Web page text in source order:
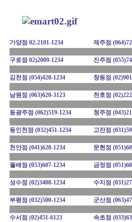
가양점 02-2101-1234 제주점
구로점 02)2009-1234 진주점
김천점 (054)420-1234 창동점
남원점 (063)620-3123 천호점
동광주점 (062)519-1234 청주점
동인천점 (032)451-1234 고잔점
천안점 (041)620-1234 문현점
월배점 (053)607-1234 금정점
성수점 (02)3408-1234 수지점
부평점 (032)500-1234 군산점
수서점 (02)451-6123 속초점